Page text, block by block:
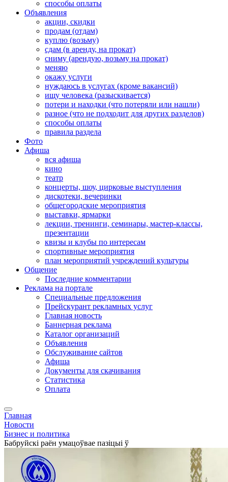
способы оплаты
Объявления
акции, скидки
продам (отдам)
куплю (возьму)
сдам (в аренду, на прокат)
сниму (арендую, возьму на прокат)
меняю
окажу услуги
нуждаюсь в услугах (кроме вакансий)
ищу человека (разыскивается)
потери и находки (что потеряли или нашли)
разное (что не подходит для других разделов)
способы оплаты
правила раздела
Фото
Афиша
вся афиша
кино
театр
концерты, шоу, цирковые выступления
дискотеки, вечеринки
общегородские мероприятия
выставки, ярмарки
лекции, тренинги, семинары, мастер-классы,
презентации
квизы и клубы по интересам
спортивные мероприятия
план мероприятий учреждений культуры
Общение
Последние комментарии
Реклама на портале
Специальные предложения
Прейскурант рекламных услуг
Главная новость
Баннерная реклама
Каталог организаций
Объявления
Обслуживание сайтов
Афиша
Документы для скачивания
Статистика
Оплата
Главная
Новости
Бизнес и политика
Бабруйскі раён умацоўвае пазіцыі ў